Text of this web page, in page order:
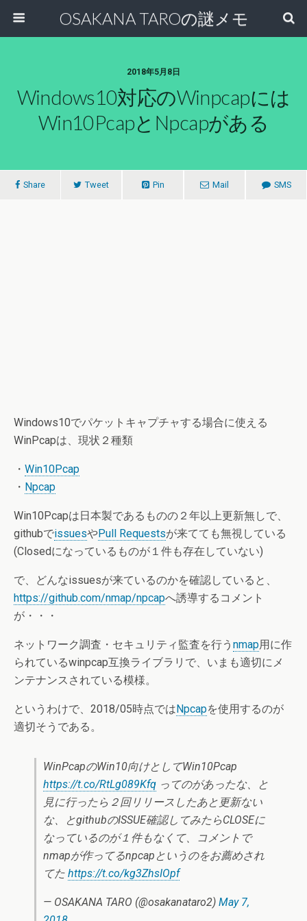
OSAKANA TAROの謎メモ
2018年5月8日
Windows10対応のwinpcapには
Win10Pcapとnpcapがある
Share Tweet Pin Mail SMS
Windows10でパケットキャプチャする場合に使える
WinPcapは、現状２種類
・ Win10Pcap
・ Npcap
Win10Pcapは日本製であるものの２年以上更新無しで、
githubでissuesやPull Requestsが来てても無視している
(Closedになっているものが１件も存在していない)
で、どんなissuesが来ているのかを確認していると、
https://github.com/nmap/npcapへ誘導するコメント
が・・・
ネットワーク調査・セキュリティ監査を行う nmap用に作
られているwinpcap互換ライブラリで、いまも適切にメ
ンテナンスされている模様。
というわけで、2018/05時点ではNpcapを使用するのが
適切そうである。
WinPcapのWin10向けとしてWin10Pcap
https://t.co/RtLg089Kfq ってのがあったな、と
見に行ったら２回リリースしたあと更新ない
な、とgithubのISSUE確認してみたらCLOSEに
なっているのが１件もなくて、コメントで
nmapが作ってるnpcapというのをお薦めされ
てた https://t.co/kg3ZhsIOpf
— OSAKANA TARO (@osakanataro2) May 7,